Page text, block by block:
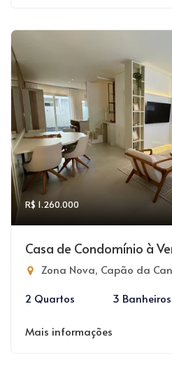
R$ 1.260.000
Casa de Condomínio à
Zona Nova, Capão da
2 Quartos
3 Banheiros
Mais informações